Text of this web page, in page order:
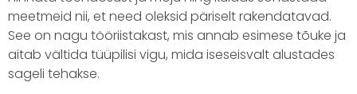
meetmeid nii, et need oleksid päriselt rakendatavad.
See on nagu tööriistakast, mis annab esimese tõuke ja
aitab vältida tüüpilisi vigu, mida iseseisvalt alustades
sageli tehakse.